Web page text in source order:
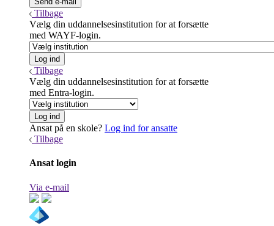
Tilbage
Vælg din uddannelsesinstitution for at forsætte
med WAYF-login.
Tilbage
Vælg din uddannelsesinstitution for at forsætte
med Entra-login.
Ansat på en skole? Log ind for ansatte
Tilbage
Ansat login
Via e-mail